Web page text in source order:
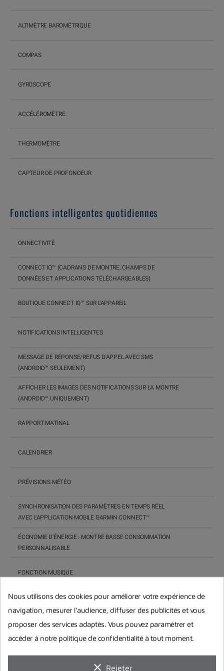
ALTIMÈTRE BAROMÉTRIQUE
COMPAS
GYROSCOPE
ACCÉLÉROMÈTRE
THERMOMÈTRE
CAPTEUR DE PROFONDEUR
Fonctions intelligentes quotidiennes
ONNECTIVITÉ
CONNECT IQ™ (CADRANS DE MONTRE, CHAMPS DE
DONNÉES ET APPLICATIONS TÉLÉCHARGEABLES)
BOUTIQUE CONNECT IQ™ SUR L'APPAREIL
NOTIFICATIONS INTELLIGENTES
MESSAGE DE RÉPONSE/REFUS D'APPEL AVEC SMS
(ANDROID™ SEULEMENT)
AFFICHER LES IMAGES DES NOTIFICATIONS SUR LA MONTRE
(ANDROID™ UNIQUEMENT)
RAPPORT MATINAL
CALENDRIER
PRÉVISIONS MÉTÉO
SYNCHRONISATION DES PARAMÈTRES EN TEMPS RÉEL
AVEC L'APPLICATION MOBILE GARMIN CONNECT™
ÉCONOMIE D'ÉNERGIE : MONTRE BASSE CONSOMMATION
PERSONNALISABLE
FONCTION MUSIQUE
TROUVER MON TÉLÉPHONE
FONCTION TROUVER MA MONTRE
LOCALISER MON TÉLÉPHONE PENDANT UNE ACTIVITÉ
Nous utilisons des cookies pour améliorer votre expérience de
navigation, mesurer l’audience, diffuser des publicités et vous
proposer des services adaptés. Vous pouvez paramétrer et
accéder à notre politique de confidentialité à tout moment.
clear Rejeter